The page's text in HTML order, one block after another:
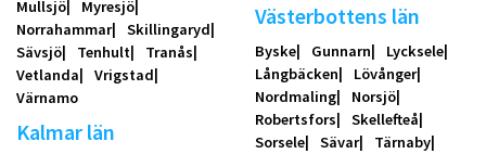
Mullsjö
Myresjö
Norrahammar
Skillingaryd
Sävsjö
Tenhult
Tranås
Vetlanda
Vrigstad
Värnamo
Kalmar län
Västerbottens län
Byske Gunnarn
Lycksele
Långbäcken
Lövånger
Nordmaling
Norsjö
Robertsfors
Skellefteå
Sorsele
Sävar
Tärnaby